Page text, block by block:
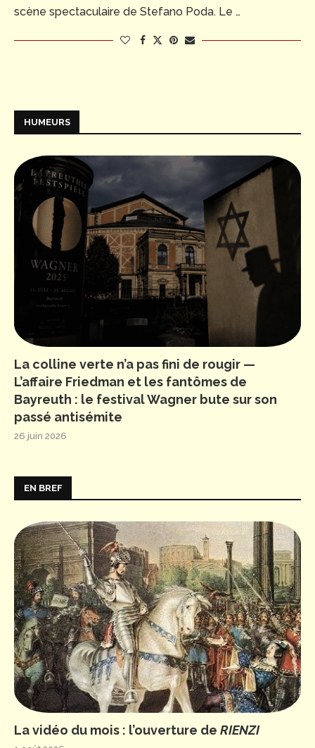
scène spectaculaire de Stefano Poda. Le …
HUMEURS
La colline verte n’a pas fini de rougir —
L’affaire Friedman et les fantômes de
Bayreuth : le festival Wagner bute sur son
passé antisémite
26 juin 2026
EN BREF
La vidéo du mois : l’ouverture de RIENZI